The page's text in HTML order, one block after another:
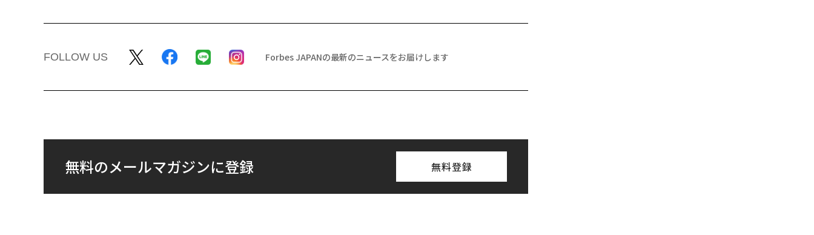
FOLLOW US Forbes JAPANの最新のニュースをお届けします
無料のメールマガジンに登録 無料登録